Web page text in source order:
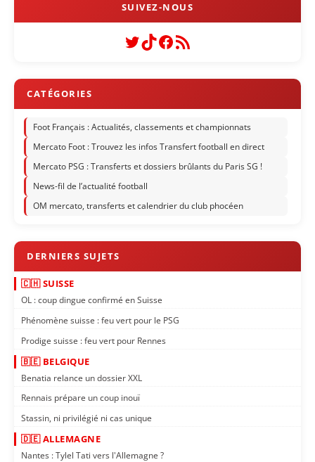
Twitter
TikTok
Facebook
Flux RSS
Foot Français : Actualités, classements et championnats
Mercato Foot : Trouvez les infos Transfert football en direct
Mercato PSG : Transferts et dossiers brûlants du Paris SG !
News-fil de l’actualité football
OM mercato, transferts et calendrier du club phocéen
🇨🇭 SUISSE
OL : coup dingue confirmé en Suisse
Phénomène suisse : feu vert pour le PSG
Prodige suisse : feu vert pour Rennes
🇧🇪 BELGIQUE
Benatia relance un dossier XXL
Rennais prépare un coup inouï
Stassin, ni privilégié ni cas unique
🇩🇪 ALLEMAGNE
Nantes : Tylel Tati vers l'Allemagne ?